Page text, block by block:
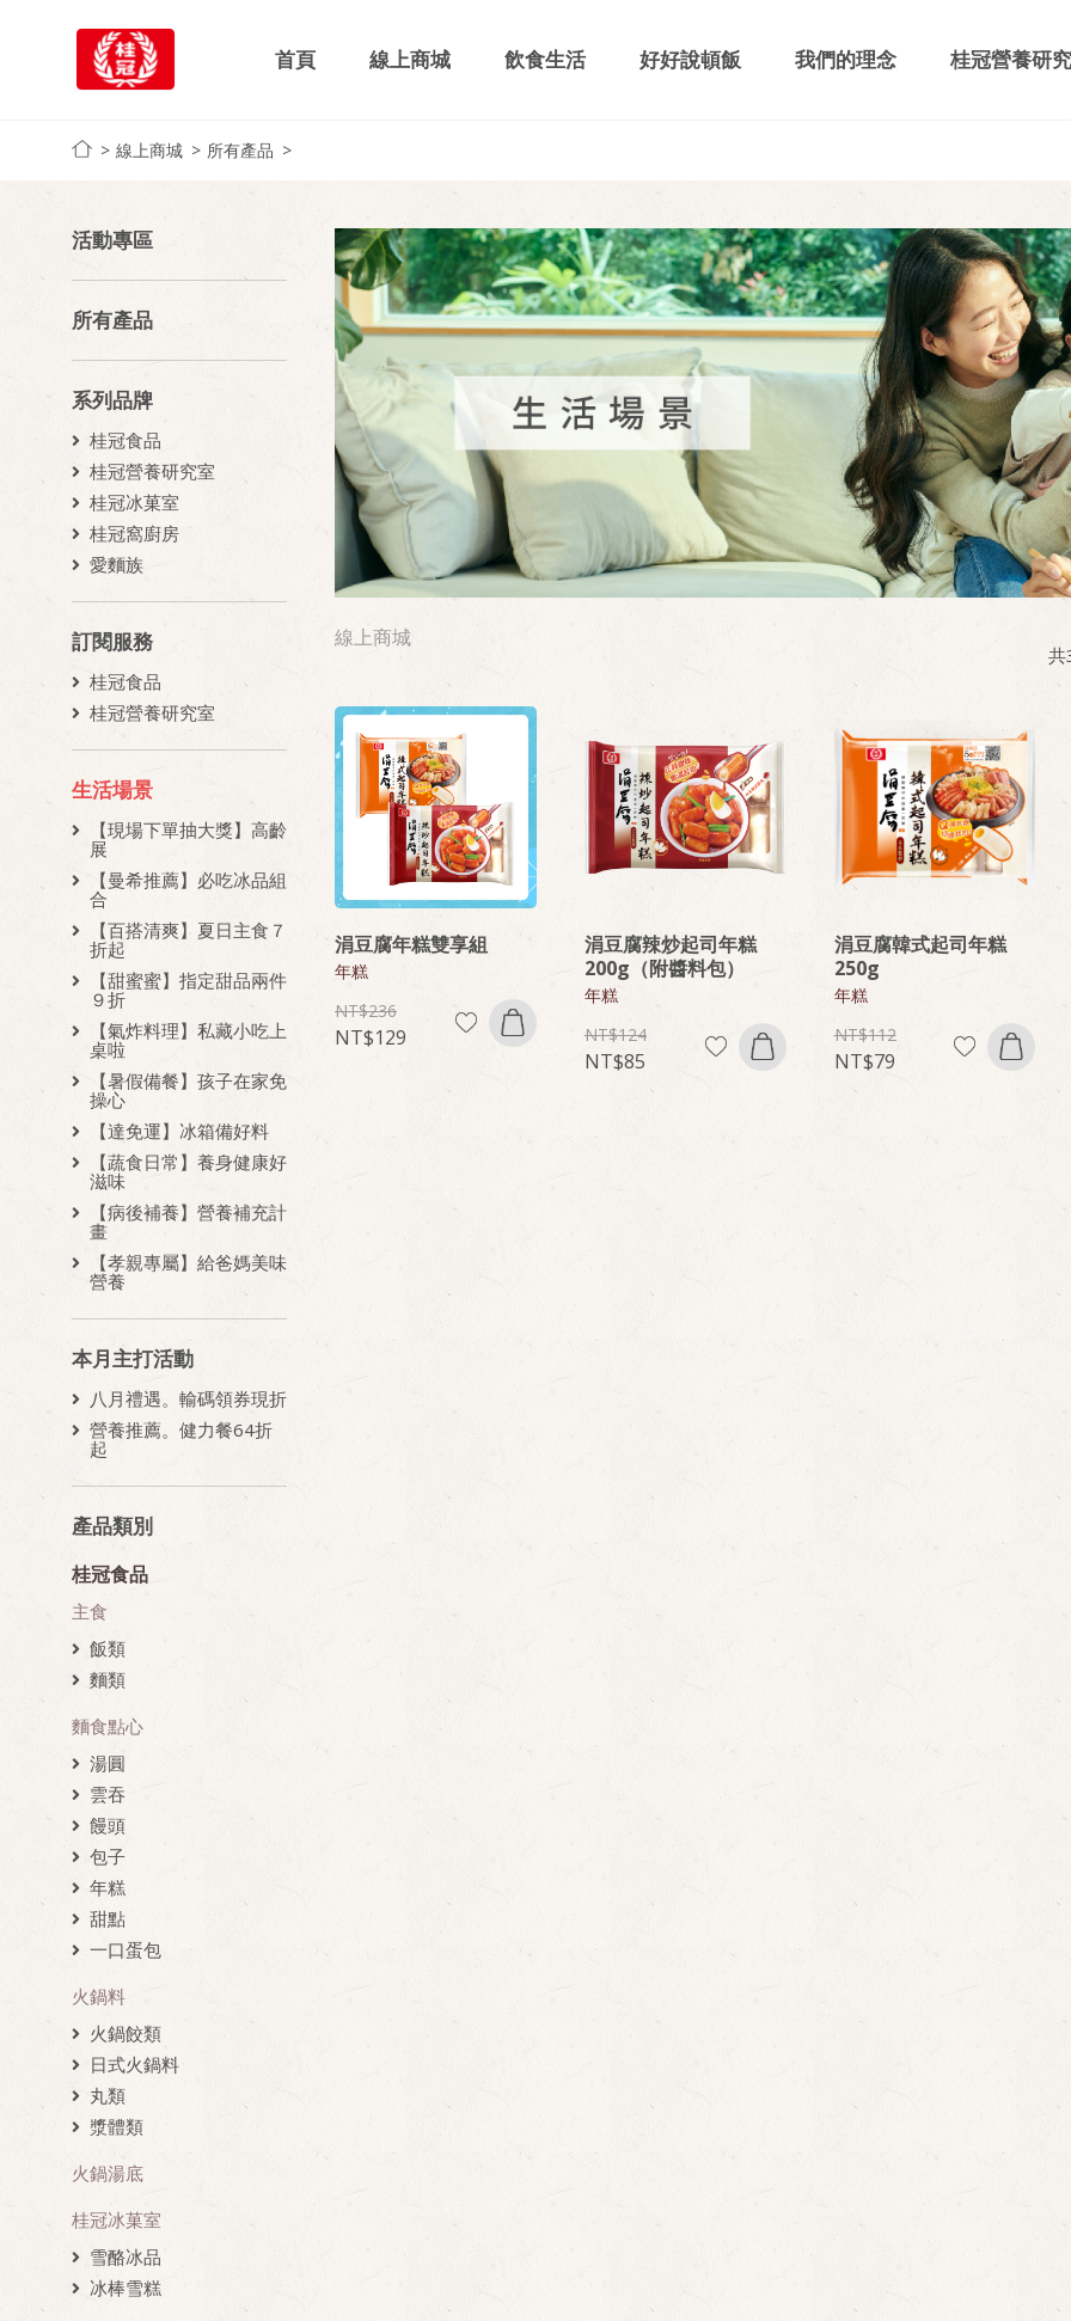
首頁 線上商城 飲食生活 好好說頓飯 我們的理念 桂冠營養研
線上商城 所有產品
活動專區
所有產品
系列品牌
桂冠食品
桂冠營養研究室
桂冠冰菓室
桂冠窩廚房
愛麵族
訂閱服務
桂冠食品
桂冠營養研究室
生活場景
【現場下單抽大獎】高齡
展
【曼希推薦】必吃冰品組
合
【百搭清爽】夏日主食７
折起
【甜蜜蜜】指定甜品兩件
９折
【氣炸料理】私藏小吃上
桌啦
【暑假備餐】孩子在家免
操心
【達免運】冰箱備好料
【蔬食日常】養身健康好
滋味
【病後補養】營養補充計
畫
【孝親專屬】給爸媽美味
營養
本月主打活動
八月禮遇。輸碼領券現折
營養推薦。健力餐64折
起
產品類別
桂冠食品
主食
飯類
麵類
麵食點心
湯圓
雲吞
饅頭
包子
年糕
甜點
一口蛋包
火鍋料
火鍋餃類
日式火鍋料
丸類
漿體類
火鍋湯底
桂冠冰菓室
雪酪冰品
冰棒雪糕
線上商城
共
涓豆腐年糕雙享組
年糕
236
129
涓豆腐辣炒起司年糕
200g（附醬料包）
年糕
124
85
涓豆腐韓式起司年糕
250g
年糕
112
79